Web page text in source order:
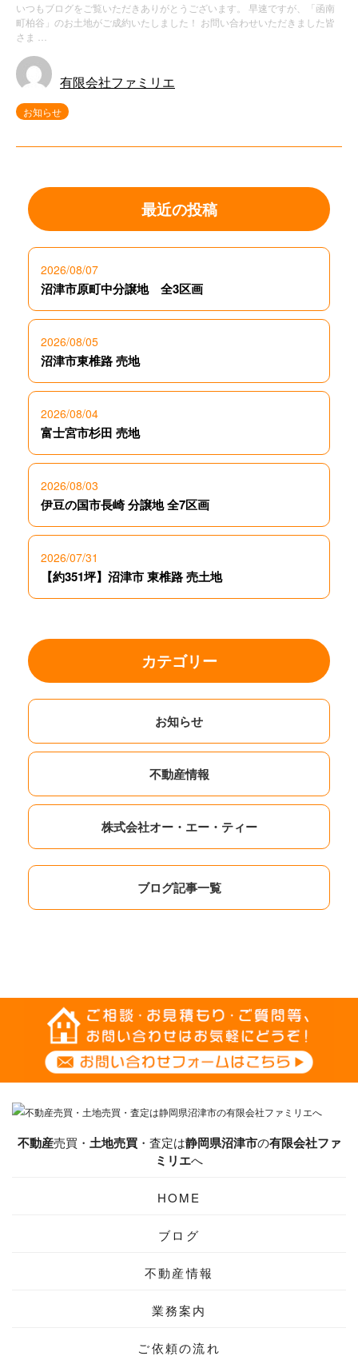
いつもブログをご覧いただきありがとうございます。 早速ですが、「函南
町柏谷」のお土地がご成約いたしました！ お問い合わせいただきました皆
さま …
有限会社ファミリエ
お知らせ
最近の投稿
2026/08/07
沼津市原町中分譲地 全3区画
2026/08/05
沼津市東椎路 売地
2026/08/04
富士宮市杉田 売地
2026/08/03
伊豆の国市長崎 分譲地 全7区画
2026/07/31
【約351坪】沼津市 東椎路 売土地
カテゴリー
お知らせ
不動産情報
株式会社オー・エー・ティー
ブログ記事一覧
不動産売買・ 土地売買・査定は静岡県沼津市の有限会社ファ
ミリエへ
HOME
ブログ
不動産情報
業務案内
ご依頼の流れ